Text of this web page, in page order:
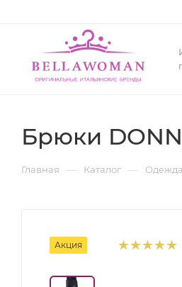
Брюки
Главная — Каталог — Одежда
Акция